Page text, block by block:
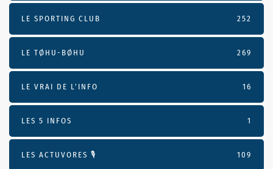
LE SPORTING CLUB 252
LE TØHU-BØHU 269
LE VRAI DE L’INFO 16
LES 5 INFOS 1
LES ACTUVORES 🎙 109